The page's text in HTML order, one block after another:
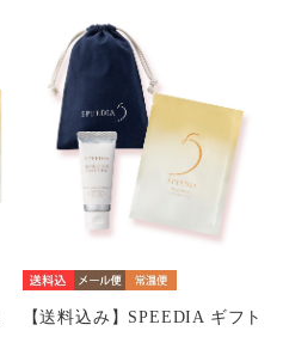
【送料込み】SPEEDIA ギフト